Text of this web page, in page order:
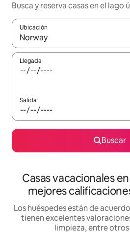
Busca y reserva casas en el lago
Ubicación
Cuando los resultados estén
Llegada
Salida
Buscar
Casas vacacionales
mejores
Los huéspedes están de
tienen excelentes
limpieza, entre